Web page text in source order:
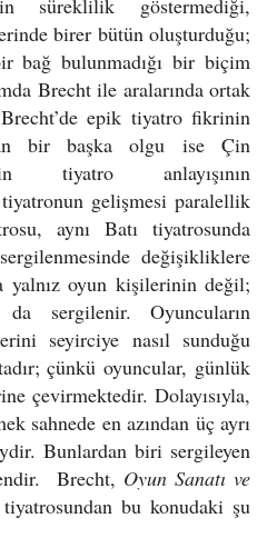
süreklilik göstermediği,
birer bütün oluşturduğu;
bağ bulunmadığı bir biçim
Brecht ile aralarında ortak
epik tiyatro fikrinin
bir başka olgu ise Çin
tiyatro anlayışının
gelişmesi paralellik
aynı Batı tiyatrosunda
değişikliklere
yalnız oyun kişilerinin değil;
da sergilenir. Oyuncuların
seyirciye nasıl sunduğu
çünkü oyuncular, günlük
çevirmektedir. Dolayısıyla,
sahnede en azından üç ayrı
Bunlardan biri sergileyen
Brecht, Oyun Sanatı ve
bu konudaki şu